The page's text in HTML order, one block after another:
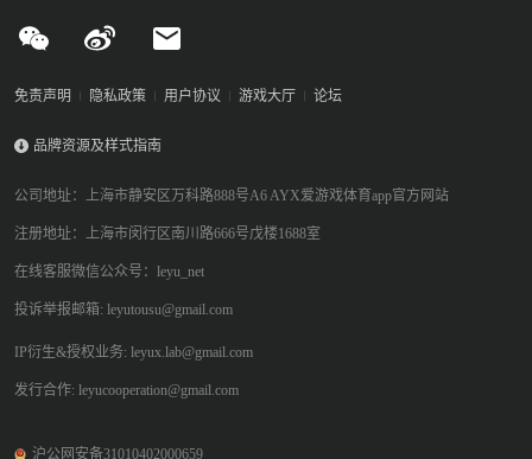
免责声明 隐私政策 用户协议 游戏大厅 论坛
品牌资源及样式指南
公司地址：上海市静安区万科路888号A6 AYX爱游戏体育app官方网站
注册地址：上海市闵行区南川路666号戊楼1688室
在线客服微信公众号：leyu_net
投诉举报邮箱: leyutousu@gmail.com
IP衍生&授权业务: leyux.lab@gmail.com
发行合作: leyucooperation@gmail.com
沪公网安备31010402000659